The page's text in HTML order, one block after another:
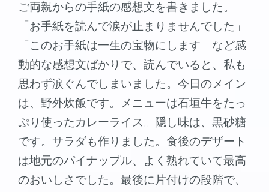
ご両親からの手紙の感想文を書きました。
「お手紙を読んで涙が止まりませんでした」
「このお手紙は一生の宝物にします」など感
動的な感想文ばかりで、読んでいると、私も
思わず涙ぐんでしまいました。今日のメイン
は、野外炊飯です。メニューは石垣牛をたっ
ぷり使ったカレーライス。隠し味は、黒砂糖
です。サラダも作りました。食後のデザート
は地元のパイナップル、よく熟れていて最高
のおいしさでした。最後に片付けの段階で、